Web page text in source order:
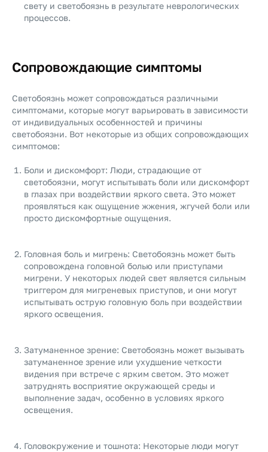
свету и светобоязнь в результате неврологических
процессов.
Сопровождающие симптомы
Светобоязнь может сопровождаться различными
симптомами, которые могут варьировать в зависимости
от индивидуальных особенностей и причины
светобоязни. Вот некоторые из общих сопровождающих
симптомов:
Боли и дискомфорт: Люди, страдающие от
светобоязни, могут испытывать боли или дискомфорт
в глазах при воздействии яркого света. Это может
проявляться как ощущение жжения, жгучей боли или
просто дискомфортные ощущения.
Головная боль и мигрень: Светобоязнь может быть
сопровождена головной болью или приступами
мигрени. У некоторых людей свет является сильным
триггером для мигреневых приступов, и они могут
испытывать острую головную боль при воздействии
яркого освещения.
Затуманенное зрение: Светобоязнь может вызывать
затуманенное зрение или ухудшение четкости
видения при встрече с ярким светом. Это может
затруднять восприятие окружающей среды и
выполнение задач, особенно в условиях яркого
освещения.
Головокружение и тошнота: Некоторые люди могут